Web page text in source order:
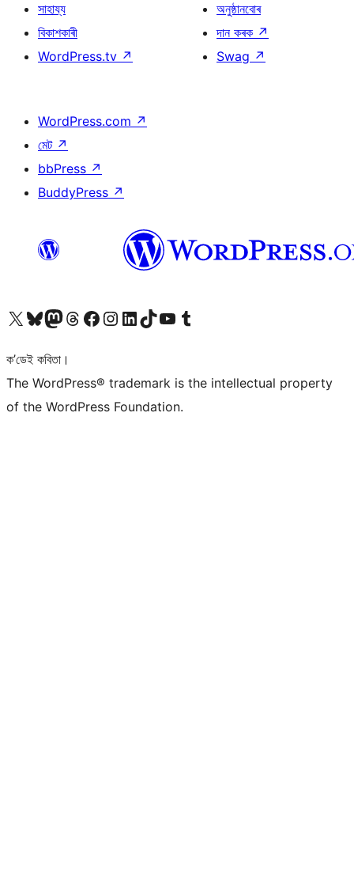
সাহায্য
বিকাশকাৰী
WordPress.tv ↗
অনুষ্ঠানবোৰ
দান কৰক ↗
Swag ↗
WordPress.com ↗
মেট ↗
bbPress ↗
BuddyPress ↗
আমাৰ X (আগৰ Twitter) একাউণ্টলৈ যাওকআমাৰ Bluesky একাউণ্টলৈ যাওকআমাৰ Mastodon একাউণ্টলৈ যাওকআমাৰ Threads একাউণ্টলৈ যাওকআমাৰ Facebook পৃষ্ঠালৈ যাওকআমাৰ Instagram একাউণ্টলৈ যাওকআমাৰ LinkedIn একাউণ্টলৈ যাওকআমাৰ TikTok একাউণ্টলৈ যাওকআমাৰ YouTube চেনেললৈ যাওকআমাৰ Tumblr একাউণ্টলৈ যাওক
ক’ডেই কবিতা।
The WordPress® trademark is the intellectual property
of the WordPress Foundation.